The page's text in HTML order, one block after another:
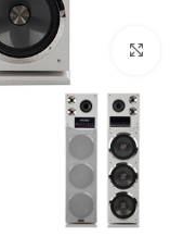
بزرگنمایی تصویر